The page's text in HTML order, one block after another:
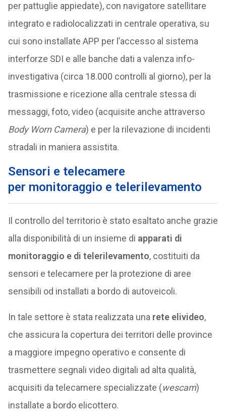
per pattuglie appiedate), con navigatore satellitare
integrato e radiolocalizzati in centrale operativa, su
cui sono installate APP per l’accesso al sistema
interforze SDI e alle banche dati a valenza info-
investigativa (circa 18.000 controlli al giorno), per la
trasmissione e ricezione alla centrale stessa di
messaggi, foto, video (acquisite anche attraverso
Body Worn Camera) e per la rilevazione di incidenti
stradali in maniera assistita.
Sensori e telecamere
per monitoraggio e telerilevamento
Il controllo del territorio è stato esaltato anche grazie
alla disponibilità di un insieme di apparati di
monitoraggio e di telerilevamento, costituiti da
sensori e telecamere per la protezione di aree
sensibili od installati a bordo di autoveicoli.
In tale settore è stata realizzata una rete elivideo,
che assicura la copertura dei territori delle province
a maggiore impegno operativo e consente di
trasmettere segnali video digitali ad alta qualità,
acquisiti da telecamere specializzate (wescam)
installate a bordo elicottero.